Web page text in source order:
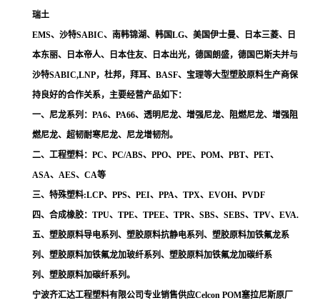
瑞土
EMS、沙特SABIC、南韩锦湖、韩国LG、美国伊士曼、日本三菱、日
本东丽、日本帝人、日本住友、日本出光，德国朗盛，德国巴斯夫并与
沙特SABIC,LNP，杜邦，拜耳、BASF、宝理等大型塑胶原料生产商保
持良好的合作关系，主要经营产品如下：
一、尼龙系列：PA6、PA66、透明尼龙、增强尼龙、阻燃尼龙、增强阻
燃尼龙、超韧耐寒尼龙、尼龙增韧剂。
二、工程塑料：PC、PC/ABS、PPO、PPE、POM、PBT、PET、
ASA、AES、CA等
三、特殊塑料:LCP、PPS、PEI、PPA、TPX、EVOH、PVDF
四、合成橡胶：TPU、TPE、TPEE、TPR、SBS、SEBS、TPV、EVA.
五、塑胶原料导电系列、塑胶原料抗静电系列、塑胶原料加铁氟龙系
列、塑胶原料加铁氟龙加玻纤系列、塑胶原料加铁氟龙加碳纤系
列、塑胶原料加碳纤系列。
宁波齐汇达工程塑料有限公司专业销售供应Celcon POM塞拉尼斯原厂